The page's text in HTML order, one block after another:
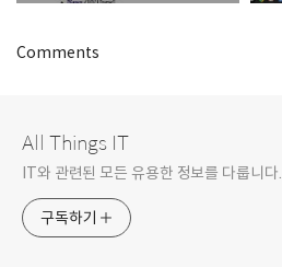
Comments
All Things IT
IT와 관련된 모든 유용한 정보를 다룹니다.
구독하기